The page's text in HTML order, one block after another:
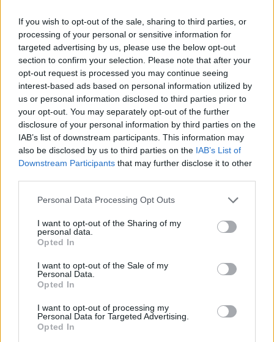
If you wish to opt-out of the sale, sharing to third parties, or
processing of your personal or sensitive information for
targeted advertising by us, please use the below opt-out
section to confirm your selection. Please note that after your
opt-out request is processed you may continue seeing
interest-based ads based on personal information utilized by
us or personal information disclosed to third parties prior to
your opt-out. You may separately opt-out of the further
disclosure of your personal information by third parties on the
IAB’s list of downstream participants. This information may
also be disclosed by us to third parties on the IAB’s List of
Downstream Participants that may further disclose it to other
Personal Data Processing Opt Outs
I want to opt-out of the Sharing of my
personal data.
Opted In
I want to opt-out of the Sale of my
Personal Data.
Opted In
I want to opt-out of processing my
Personal Data for Targeted Advertising.
Opted In
Τέλος, δεν θα ανεχθούμε την
προγραμματισμένη λεηλασία
του αυτοχρηματοδοτούμενου ΕΤΑΑ-ΤΥ (ΤΣΑΥ),
με την κλοπή και υφαρπαγή των αποθεματικών
του, της κινητής και ακίνητης περιουσίας του
ταμείου και θα προβούμε σε κάθε νόμιμη
ενέργεια για την αποτροπή της καταστροφικής
επιδρομής στο ταμείο μας.
Για το Διοικητικό Συμβούλιο
Η Πρόεδρος Ο Γενικός Γραμματέας
Άννα Μαστοράκου Χρήστος Παπασιδέρης